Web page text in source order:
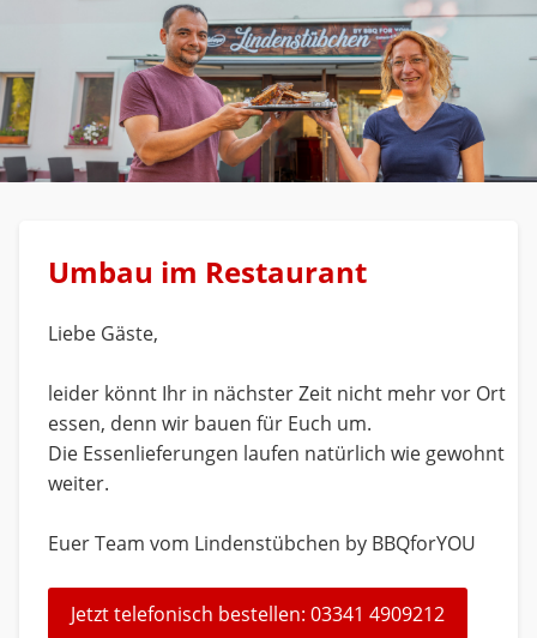
Umbau im Restaurant
Liebe Gäste,
leider könnt Ihr in nächster Zeit nicht mehr vor Ort
essen, denn wir bauen für Euch um.
Die Essenlieferungen laufen natürlich wie gewohnt
weiter.
Euer Team vom Lindenstübchen by BBQforYOU
Jetzt telefonisch bestellen: 03341 4909212